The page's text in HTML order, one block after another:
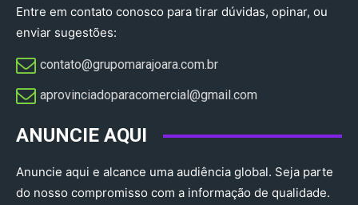
Entre em contato conosco para tirar dúvidas, opinar, ou
enviar sugestões:
contato@grupomarajoara.com.br
aprovinciadoparacomercial@gmail.com​
ANUNCIE AQUI
Anuncie aqui e alcance uma audiência global. Seja parte
do nosso compromisso com a informação de qualidade.